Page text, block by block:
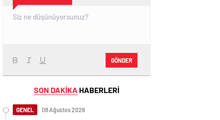
GÖNDER
SON DAKİKA HABERLERİ
GENEL 08 Ağustos 2026